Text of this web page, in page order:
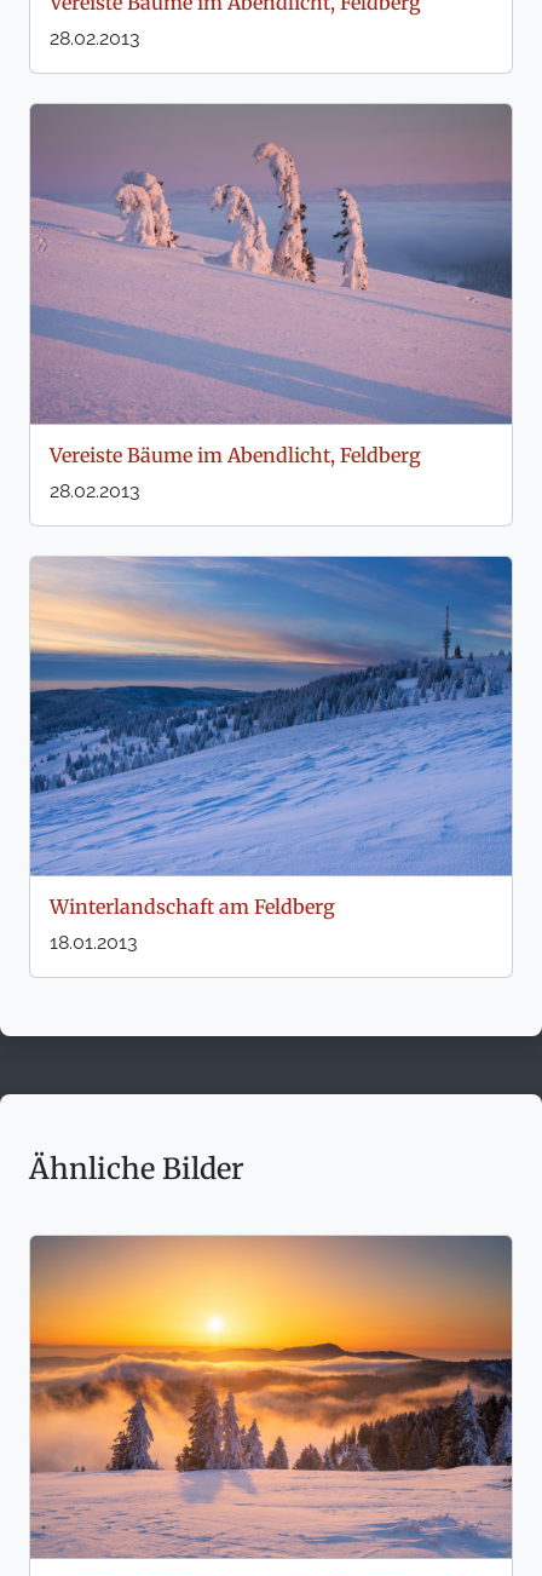
28.02.2013
Vereiste Bäume im Abendlicht, Feldberg
28.02.2013
Winterlandschaft am Feldberg
18.01.2013
Ähnliche Bilder